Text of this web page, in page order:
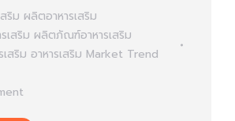
ริม ผลิตอาหารเสริม
เสริม ผลิตภัณฑ์อาหารเสริม
สริม อาหารเสริม Market Trend